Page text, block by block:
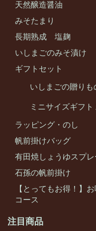
天然醸造醤油
みそたまり
長期熟成 塩麹
いしまごのみそ漬け
ギフトセット
いしまごの贈りも
ミニサイズギフト
ラッピング・のし
帆前掛けバッグ
有田焼しょうゆスプレ
石孫の帆前掛け
【とってもお得！】
コース
注目商品